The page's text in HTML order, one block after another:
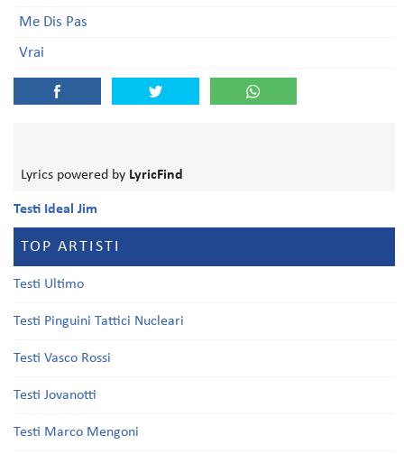
Me Dis Pas
Vrai
Lyrics powered by LyricFind
Testi Ideal Jim
TOP ARTISTI
Testi Ultimo
Testi Pinguini Tattici Nucleari
Testi Vasco Rossi
Testi Jovanotti
Testi Marco Mengoni